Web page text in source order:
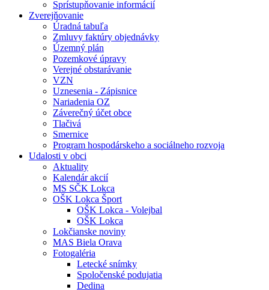
Sprístupňovanie informácií
Zverejňovanie
Úradná tabuľa
Zmluvy faktúry objednávky
Územný plán
Pozemkové úpravy
Verejné obstarávanie
VZN
Uznesenia - Zápisnice
Nariadenia OZ
Záverečný účet obce
Tlačivá
Smernice
Program hospodárskeho a sociálneho rozvoja
Udalosti v obci
Aktuality
Kalendár akcií
MS SČK Lokca
OŠK Lokca Šport
OŠK Lokca - Volejbal
OŠK Lokca
Lokčianske noviny
MAS Biela Orava
Fotogaléria
Letecké snímky
Spoločenské podujatia
Dedina